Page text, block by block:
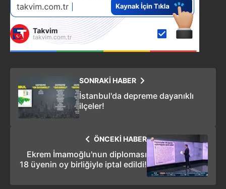
Çerezlere ilişkin tercihlerinizi aşağıda yer alan panel
vasıtasıyla belirleyebilirsiniz. Çerezlere ilişkin detaylı bilgi
için Ayarlar butonuna tıklayabilir,
Çerez Bilgilendirme
Metnimiziziyaret edebilirsiniz.
hazırlanmış Aydınlatma Metnimizi okumak ve sitemizde
ilgili mevzuata uygun olarak kullanılan çerezlerle ilgili bilgi
almak için lütfen
tıklayınız.
SONRAKİ HABER
İstanbul'da depreme dayanıklı
ilçeler!
ÖNCEKİ HABER
Ekrem İmamoğlu'nun diploması
18 üyenin oy birliğiyle iptal edildi!